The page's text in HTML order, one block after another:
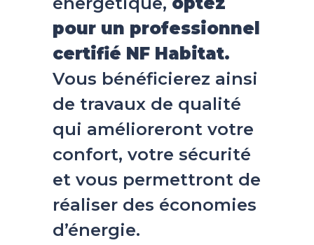
pour un professionnel
certifié NF Habitat.
Vous bénéficierez ainsi
de travaux de qualité
qui amélioreront votre
confort, votre sécurité
et vous permettront de
réaliser des économies
d’énergie.